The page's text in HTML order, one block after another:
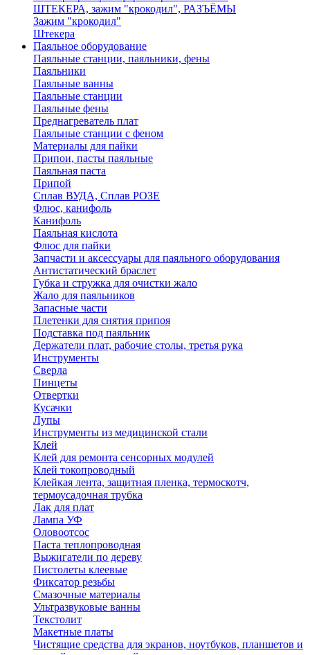
ШТЕКЕРА, зажим "крокодил", РАЗЪЁМЫ
Зажим "крокодил"
Штекера
Паяльное оборудование
Паяльные станции, паяльники, фены
Паяльники
Паяльные ванны
Паяльные станции
Паяльные фены
Преднагреватель плат
Паяльные станции с феном
Материалы для пайки
Припои, пасты паяльные
Паяльная паста
Припой
Сплав ВУДА, Сплав РОЗЕ
Флюс, канифоль
Канифоль
Паяльная кислота
Флюс для пайки
Запчасти и аксессуары для паяльного оборудования
Антистатический браслет
Губка и стружка для очистки жало
Жало для паяльников
Запасные части
Плетенки для снятия припоя
Подставка под паяльник
Держатели плат, рабочие столы, третья рука
Инструменты
Сверла
Пинцеты
Отвертки
Кусачки
Лупы
Инструменты из медицинской стали
Клей
Клей для ремонта сенсорных модулей
Клей токопроводный
Клейкая лента, защитная пленка, термоскотч,
термоусадочная трубка
Лак для плат
Лампа УФ
Оловоотсос
Паста теплопроводная
Выжигатели по дереву
Пистолеты клеевые
Фиксатор резьбы
Смазочные материалы
Ультразвуковые ванны
Текстолит
Макетные платы
Чистящие средства для экранов, ноутбуков, планшетов и